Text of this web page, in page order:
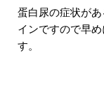
蛋白尿の症状が
インですので早
す。